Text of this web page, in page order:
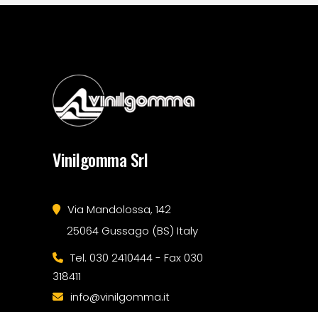
Vinilgomma Srl
Via Mandolossa, 142
25064 Gussago (BS) Italy
Tel. 030 2410444 - Fax 030
318411
info@vinilgomma.it